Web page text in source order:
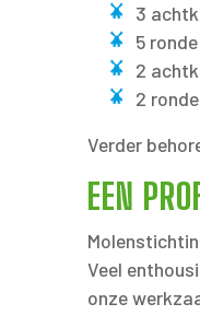
3
5
2
2
Verder
EEN
Veel
onze